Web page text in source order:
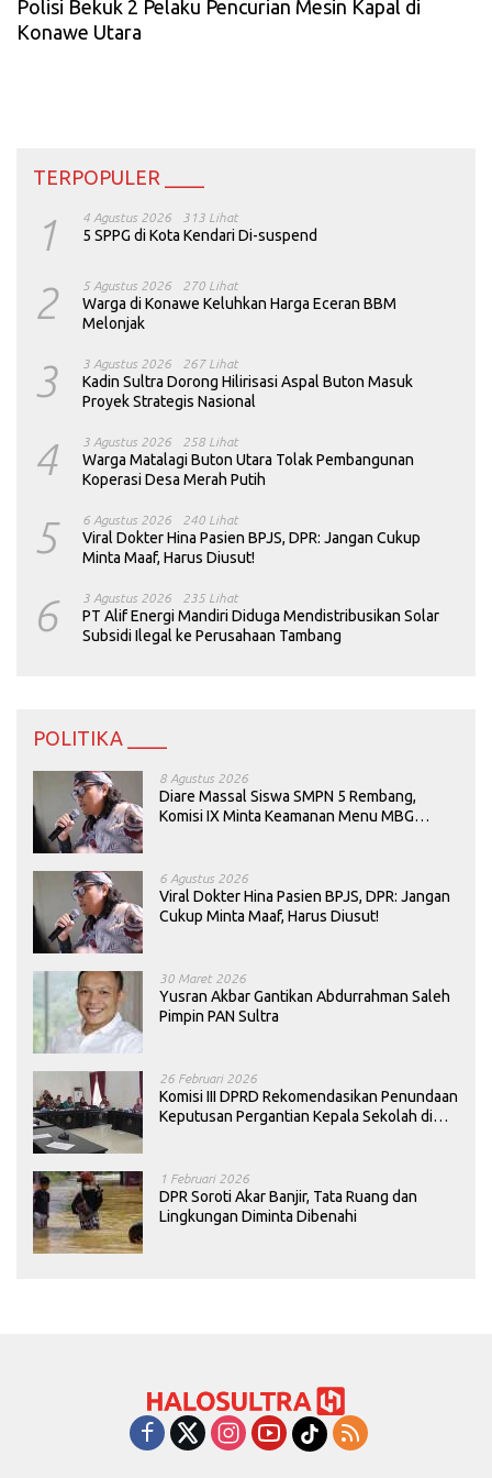
Polisi Bekuk 2 Pelaku Pencurian Mesin Kapal di
Konawe Utara
TERPOPULER ____
1 4 Agustus 2026 313 Lihat
5 SPPG di Kota Kendari Di-suspend
2 5 Agustus 2026 270 Lihat
Warga di Konawe Keluhkan Harga Eceran BBM
Melonjak
3 3 Agustus 2026 267 Lihat
Kadin Sultra Dorong Hilirisasi Aspal Buton Masuk
Proyek Strategis Nasional
4 3 Agustus 2026 258 Lihat
Warga Matalagi Buton Utara Tolak Pembangunan
Koperasi Desa Merah Putih
5 6 Agustus 2026 240 Lihat
Viral Dokter Hina Pasien BPJS, DPR: Jangan Cukup
Minta Maaf, Harus Diusut!
6 3 Agustus 2026 235 Lihat
PT Alif Energi Mandiri Diduga Mendistribusikan Solar
Subsidi Ilegal ke Perusahaan Tambang
POLITIKA ____
8 Agustus 2026
Diare Massal Siswa SMPN 5 Rembang,
Komisi IX Minta Keamanan Menu MBG
6 Agustus 2026
Viral Dokter Hina Pasien BPJS, DPR: Jangan
Cukup Minta Maaf, Harus Diusut!
30 Maret 2026
Yusran Akbar Gantikan Abdurrahman Saleh
Pimpin PAN Sultra
26 Februari 2026
Komisi III DPRD Rekomendasikan Penundaan
Keputusan Pergantian Kepala Sekolah di
1 Februari 2026
DPR Soroti Akar Banjir, Tata Ruang dan
Lingkungan Diminta Dibenahi